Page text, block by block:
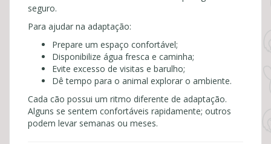
seguro.
Para ajudar na adaptação:
Prepare um espaço confortável;
Disponibilize água fresca e caminha;
Evite excesso de visitas e barulho;
Dê tempo para o animal explorar o ambiente.
Cada cão possui um ritmo diferente de adaptação.
Alguns se sentem confortáveis rapidamente; outros
podem levar semanas ou meses.